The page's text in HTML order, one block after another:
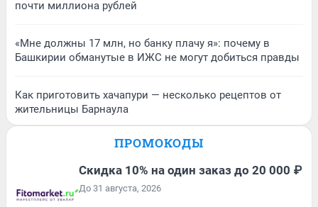
почти миллиона рублей
«Мне должны 17 млн, но банку плачу я»: почему в
Башкирии обманутые в ИЖС не могут добиться правды
Как приготовить хачапури — несколько рецептов от
жительницы Барнаула
ПРОМОКОДЫ
Скидка 10% на один заказ до 20 000 ₽
До 31 августа, 2026